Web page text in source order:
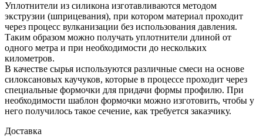
Уплотнители из силикона изготавливаются методом
экструзии (шприцевания), при котором материал проходит
через процесс вулканизации без использования давления.
Таким образом можно получать уплотнители длиной от
одного метра и при необходимости до нескольких
километров.
В качестве сырья используются различные смеси на основе
силоксановых каучуков, которые в процессе проходит через
специальные формочки для придачи формы профилю. При
необходимости шаблон формочки можно изготовить, чтобы у
него получилось такое сечение, как требуется заказчику.
Доставка